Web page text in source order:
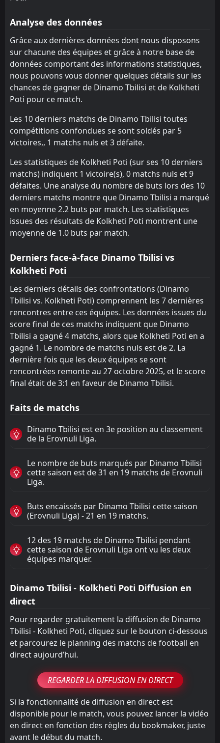
14:00
30
Kolkheti Poti
Gagra
2
L
Analyse des données
Grâce aux dernières données dont nous disposons
sur chacune des équipes et grâce à notre base de
données comportant des informations statistiques,
nous pouvons vous donner quelques détails sur les
chances de gagner de Dinamo Tbilisi et de Kolkheti
Poti pour ce match.
Les 10 derniers matchs de Dinamo Tbilisi toutes
compétitions confondues se sont soldés par 5
victoires,, 1 matchs nuls et 3 défaite.
Les statistiques de Kolkheti Poti (sur ses 10 derniers
matchs) indiquent 1 victoire(s), 0 matchs nuls et 9
défaites. Une analyse du nombre de buts lors des 10
derniers matchs montre que Dinamo Tbilisi a marqué
en moyenne 2.2 buts par match. Les statistiques
issues des résultats de Kolkheti Poti montrent une
moyenne de 1.0 buts par match.
Derniers face-à-face Dinamo Tbilisi vs
Kolkheti Poti
Les derniers détails des confrontations (Dinamo
Tbilisi vs. Kolkheti Poti) comprennent les 7 dernières
rencontres entre ces équipes. Les données issues du
score final de ces matchs indiquent que Dinamo
Tbilisi a gagné 4 matchs, alors que Kolkheti Poti en a
gagné 1. Le nombre de matchs nuls est de 2. La
dernière fois que les deux équipes se sont
rencontrées remonte au 27 octobre 2025, et le score
final était de 3:1 en faveur de Dinamo Tbilisi.
Faits de matchs
Dinamo Tbilisi est en 3e position au classement
de la Erovnuli Liga.
Le nombre de buts marqués par Dinamo Tbilisi
cette saison est de 31 en 19 matchs de Erovnuli
Liga.
Buts encaissés par Dinamo Tbilisi cette saison
(Erovnuli Liga) - 21 en 19 matchs.
12 des 19 matchs de Dinamo Tbilisi pendant
cette saison de Erovnuli Liga ont vu les deux
équipes marquer.
Dinamo Tbilisi - Kolkheti Poti Diffusion en
direct
Pour regarder gratuitement la diffusion de Dinamo
Tbilisi - Kolkheti Poti, cliquez sur le bouton ci-dessous
et parcourez le planning des matchs de football en
direct aujourd’hui.
REGARDER LA DIFFUSION EN DIRECT
Si la fonctionnalité de diffusion en direct est
disponible pour le match, vous pouvez lancer la vidéo
en direct en fonction des règles du bookmaker, juste
avant le début du match.